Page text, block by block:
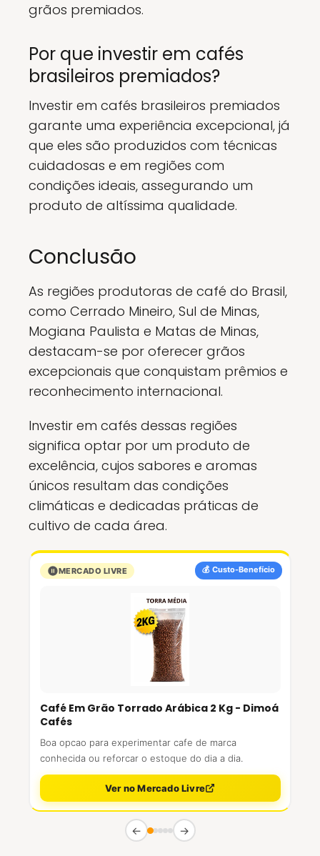
grãos premiados.
Por que investir em cafés
brasileiros premiados?
Investir em cafés brasileiros premiados
garante uma experiência excepcional, já
que eles são produzidos com técnicas
cuidadosas e em regiões com
condições ideais, assegurando um
produto de altíssima qualidade.
Conclusão
As regiões produtoras de café do Brasil,
como Cerrado Mineiro, Sul de Minas,
Mogiana Paulista e Matas de Minas,
destacam-se por oferecer grãos
excepcionais que conquistam prêmios e
reconhecimento internacional.
Investir em cafés dessas regiões
significa optar por um produto de
excelência, cujos sabores e aromas
únicos resultam das condições
climáticas e dedicadas práticas de
cultivo de cada área.
💰 Custo-Benefício
MERCADO LIVRE
Café Em Grão Torrado Arábica 2 Kg - Dimoá
Cafés
Boa opcao para experimentar cafe de marca
conhecida ou reforcar o estoque do dia a dia.
Ver no Mercado Livre
← →